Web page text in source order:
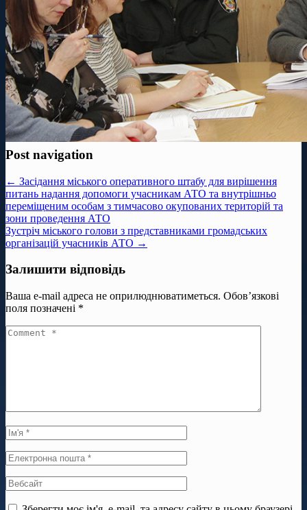
Post navigation
← Засідання міського оперативного штабу для вирішення
питань надання допомоги учасникам АТО та внутрішньо
переміщеним особам з тимчасово окупованих територій та
зони проведення АТО
Зустріч міського голови з представниками громадських
організацій учасників АТО →
Залишити відповідь
Ваша e-mail адреса не оприлюднюватиметься. Обов’язкові
поля позначені *